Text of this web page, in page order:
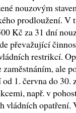
nouzovým
prodloužení.
Kč za 31 dní
převažující
restrikcí.
zaměstnáním, ale
1. června do 30.
např. v
vládních opatření.